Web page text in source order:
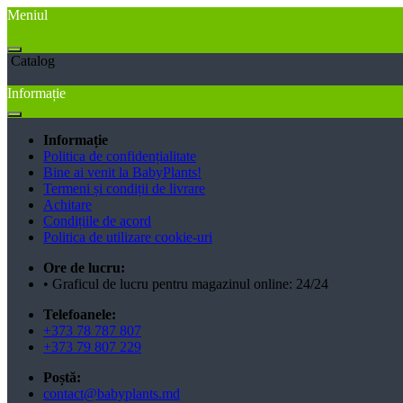
Meniul
Catalog
Informație
Informație
Politica de confidențialitate
Bine ai venit la BabyPlants!
Termeni și condiții de livrare
Achitare
Condițiile de acord
Politica de utilizare cookie-uri
Ore de lucru:
• Graficul de lucru pentru magazinul online: 24/24
Telefoanele:
+373 78 787 807
+373 79 807 229
Poștă:
contact@babyplants.md